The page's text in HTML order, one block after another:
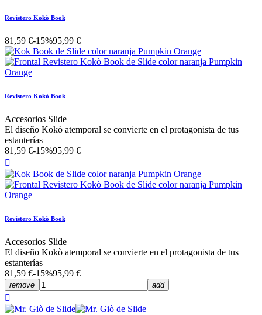
Revistero Kokò Book
81,59 €-15%95,99 €
Revistero Kokò Book
Accesorios Slide
El diseño Kokò atemporal se convierte en el protagonista de tus
estanterías
81,59 €-15%95,99 €

Revistero Kokò Book
Accesorios Slide
El diseño Kokò atemporal se convierte en el protagonista de tus
estanterías
81,59 €-15%95,99 €
remove add
